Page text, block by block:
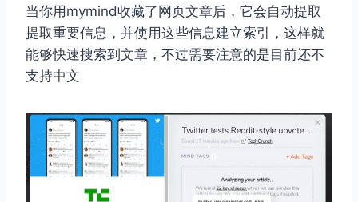
当你用mymind收藏了网页文章后，它会自动提取
提取重要信息，并使用这些信息建立索引，这样就
能够快速搜索到文章，不过需要注意的是目前还不
支持中文